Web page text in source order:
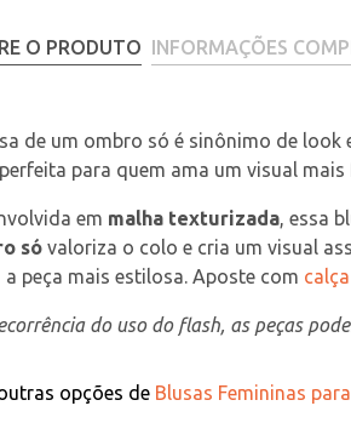
O PRODUTO INFORMAÇÕES
de um ombro só é sinônimo de
para quem ama um visual mais
em malha texturizada, essa
só valoriza o colo e cria um visual
a peça mais estilosa. Aposte com
do uso do flash, as peças
opções de Blusas Femininas